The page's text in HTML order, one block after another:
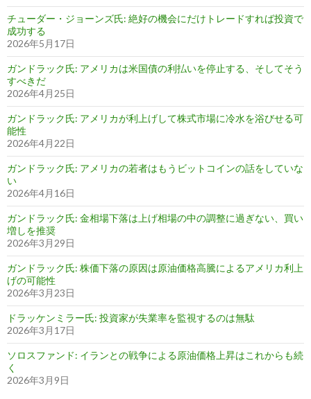
チューダー・ジョーンズ氏: 絶好の機会にだけトレードすれば投資で
成功する
2026年5月17日
ガンドラック氏: アメリカは米国債の利払いを停止する、そしてそう
すべきだ
2026年4月25日
ガンドラック氏: アメリカが利上げして株式市場に冷水を浴びせる可
能性
2026年4月22日
ガンドラック氏: アメリカの若者はもうビットコインの話をしていな
い
2026年4月16日
ガンドラック氏: 金相場下落は上げ相場の中の調整に過ぎない、買い
増しを推奨
2026年3月29日
ガンドラック氏: 株価下落の原因は原油価格高騰によるアメリカ利上
げの可能性
2026年3月23日
ドラッケンミラー氏: 投資家が失業率を監視するのは無駄
2026年3月17日
ソロスファンド: イランとの戦争による原油価格上昇はこれからも続
く
2026年3月9日